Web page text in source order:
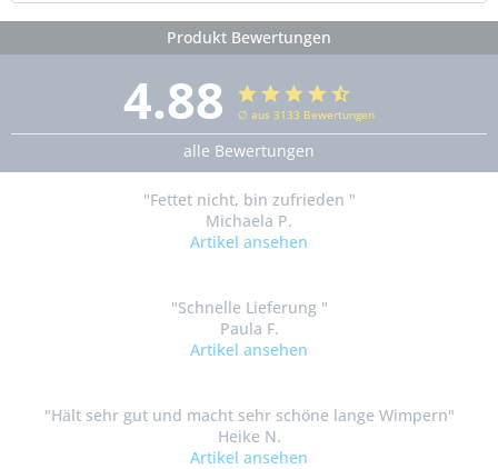
Produkt Bewertungen
4.88 ∅ aus 3133 Bewertungen
alle Bewertungen
"Fettet nicht, bin zufrieden "
Michaela P.
Artikel ansehen
"Schnelle Lieferung "
Paula F.
Artikel ansehen
"Hält sehr gut und macht sehr schöne lange Wimpern"
Heike N.
Artikel ansehen